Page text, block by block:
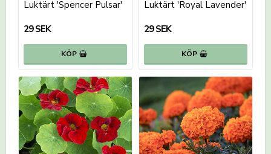
Luktärt 'Spencer Pulsar'
29 SEK
KÖP
Luktärt 'Royal Lavender'
29 SEK
KÖP